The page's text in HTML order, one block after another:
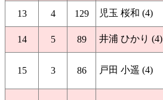
13 4 129 児玉 桜和 (4)
14 5 89 井浦 ひかり (4)
15 3 86 戸田 小遥 (4)